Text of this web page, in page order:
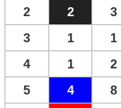
2
2 3
3
1 1
4
1 2
5
4 8